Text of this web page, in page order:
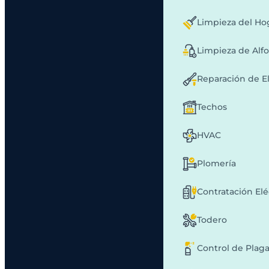
Limpieza del
Limpieza de
Reparación de
Techos
HVAC
Plomería
Contratación
Todero
Control de